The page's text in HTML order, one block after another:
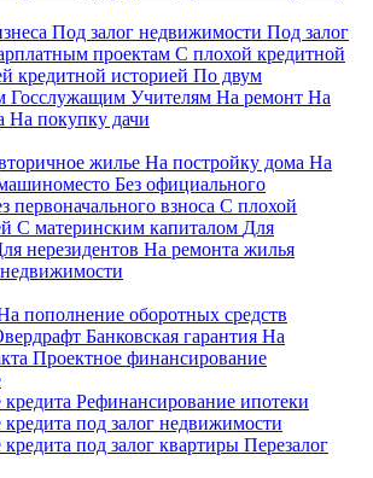
Под залог недвижимости Под залог
проектам С плохой кредитной
кредитной историей По двум
Госслужащим Учителям На ремонт На
На покупку дачи
жилье На постройку дома На
Без официального
первоначального взноса С плохой
С материнским капиталом Для
нерезидентов На ремонта жилья
пополнение оборотных средств
Банковская гарантия На
Проектное финансирование
Рефинансирование ипотеки
под залог недвижимости
под залог квартиры Перезалог